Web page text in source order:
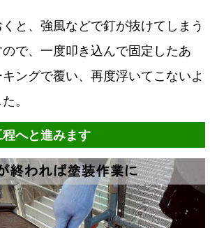
と、強風などで釘が抜けてしまう
で、一度叩き込んで固定したあ
ングで覆い、再度浮いてこないよ
。
へと進みます